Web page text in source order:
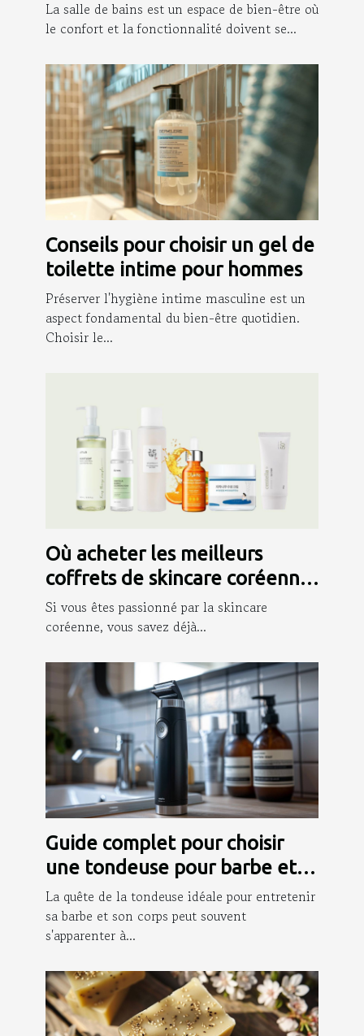
douche
La salle de bains est un espace de bien-être où
le confort et la fonctionnalité doivent se...
Conseils pour choisir un gel de
toilette intime pour hommes
Préserver l'hygiène intime masculine est un
aspect fondamental du bien-être quotidien.
Choisir le...
Où acheter les meilleurs
coffrets de skincare coréenne
?
Si vous êtes passionné par la skincare
coréenne, vous savez déjà...
Guide complet pour choisir
une tondeuse pour barbe et
corps
La quête de la tondeuse idéale pour entretenir
sa barbe et son corps peut souvent
s'apparenter à...